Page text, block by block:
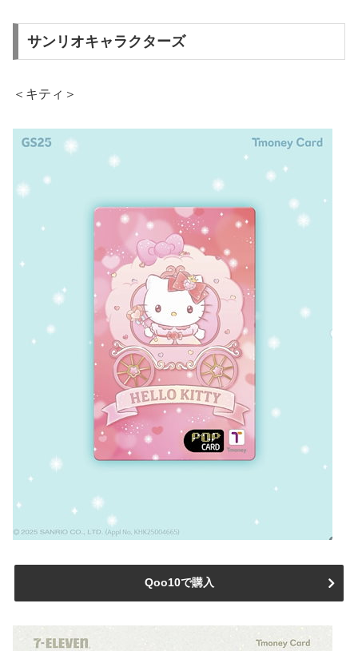
サンリオキャラクターズ
＜キティ＞
Qoo10で購入